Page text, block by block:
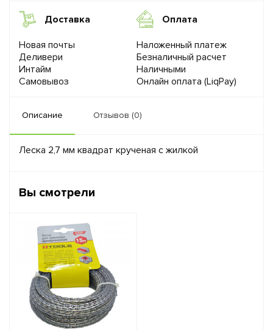
Доставка
Новая почты
Деливери
Интайм
Самовывоз
Оплата
Наложенный платеж
Безналичный расчет
Наличными
Онлайн оплата (LiqPay)
Описание Отзывов (0)
Леска 2,7 мм квадрат крученая с жилкой
Вы смотрели